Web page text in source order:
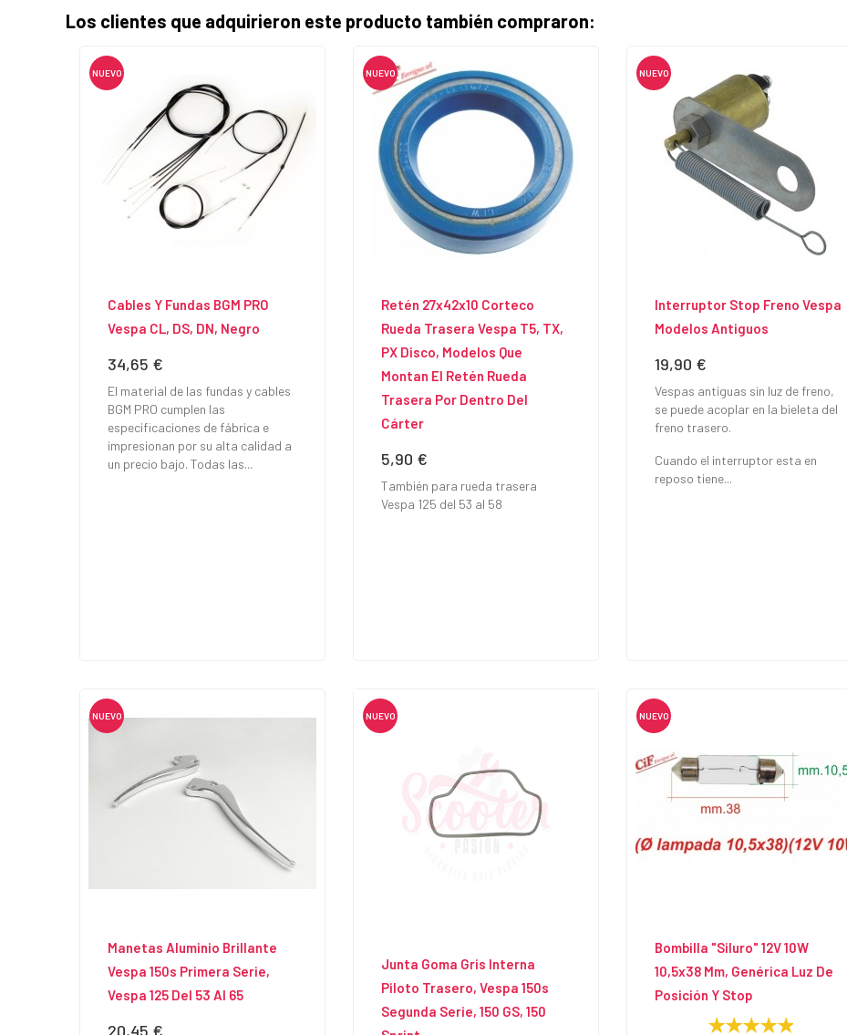
Los clientes que adquirieron este producto también compraron:
NUEVO
Cables Y Fundas BGM PRO
Vespa CL, DS, DN, Negro
Precio
34,65 €
El material de las fundas y cables
BGM PRO cumplen las
especificaciones de fábrica e
impresionan por su alta calidad a
un precio bajo. Todas las...
NUEVO
Retén 27x42x10 Corteco
Rueda Trasera Vespa T5, TX,
PX Disco, Modelos Que
Montan El Retén Rueda
Trasera Por Dentro Del
Cárter
Precio
5,90 €
También para rueda trasera
Vespa 125 del 53 al 58
NUEVO
Interruptor Stop Freno Vespa
Modelos Antiguos
Precio
19,90 €
Vespas antiguas sin luz de freno,
se puede acoplar en la bieleta del
freno trasero.
Cuando el interruptor esta en
reposo tiene...
NUEVO
Manetas Aluminio Brillante
Vespa 150s Primera Serie,
Vespa 125 Del 53 Al 65
Precio
20,45 €
NUEVO
Junta Goma Gris Interna
Piloto Trasero, Vespa 150s
Segunda Serie, 150 GS, 150
NUEVO
Bombilla "Siluro" 12V 10W
10,5x38 Mm, Genérica Luz De
Posición Y Stop